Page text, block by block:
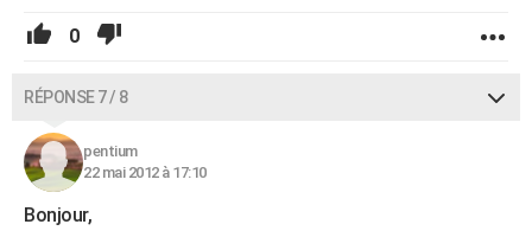
0
RÉPONSE 7 / 8
pentium
22 mai 2012 à 17:10
Bonjour,